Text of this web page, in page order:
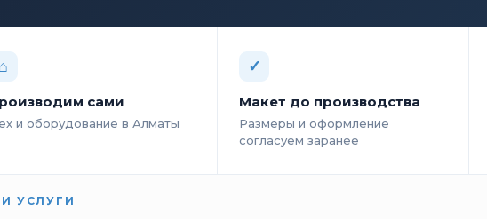
сами
и оборудование в Алматы
✓
Макет до производства
Размеры и оформление
согласуем заранее
УСЛУГИ